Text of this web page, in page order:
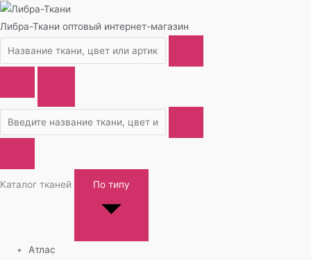
Либра-Ткани оптовый интернет-магазин
Каталог тканей По типу
Атлас